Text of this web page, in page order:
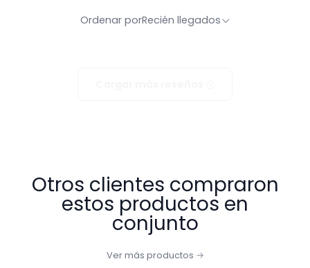
Ordenar porRecién llegados
Otros clientes compraron
estos productos en
conjunto
Ver más productos